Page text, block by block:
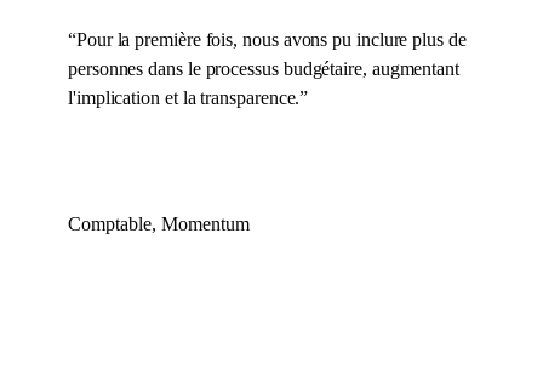
“Pour la première fois, nous avons pu inclure plus de
personnes dans le processus budgétaire, augmentant
l'implication et la transparence.”
Comptable, Momentum